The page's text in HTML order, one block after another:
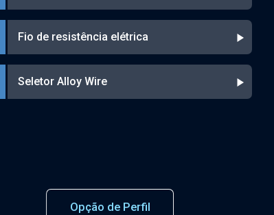
Fio de resistência elétrica
Seletor Alloy Wire
Opção de Perfil